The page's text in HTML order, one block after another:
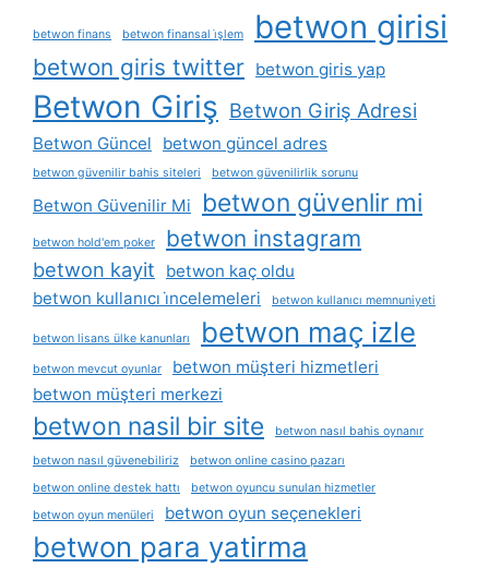
betwon finans betwon finansal i̇şlem betwon girisi
betwon giris twitter betwon giris yap
Betwon Giriş Betwon Giriş Adresi
Betwon Güncel betwon güncel adres
betwon güvenilir bahis siteleri betwon güvenilirlik sorunu
Betwon Güvenilir Mi betwon güvenlir mi
betwon hold'em poker betwon instagram
betwon kayit
betwon kaç oldu
betwon kullanıcı i̇ncelemeleri
betwon kullanıcı memnuniyeti
betwon lisans ülke kanunları betwon maç izle
betwon mevcut oyunlar
betwon müşteri hizmetleri
betwon müşteri merkezi
betwon nasil bir site betwon nasıl bahis oynanır
betwon nasıl güvenebiliriz
betwon online casino pazarı
betwon online destek hattı
betwon oyuncu sunulan hizmetler
betwon oyun menüleri
betwon oyun seçenekleri
betwon para yatirma